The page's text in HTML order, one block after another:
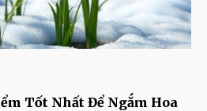
Tốt Nhất Để Ngắm Hoa